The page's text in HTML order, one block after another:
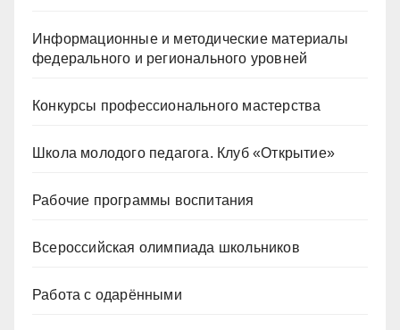
Информационные и методические материалы
федерального и регионального уровней
Конкурсы профессионального мастерства
Школа молодого педагога. Клуб «Открытие»
Рабочие программы воспитания
Всероссийская олимпиада школьников
Работа с одарёнными